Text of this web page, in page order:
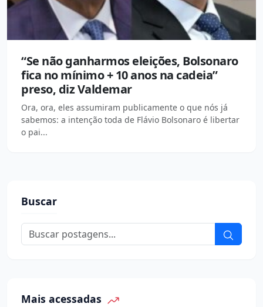
“Se não ganharmos eleições, Bolsonaro
fica no mínimo + 10 anos na cadeia”
preso, diz Valdemar
Ora, ora, eles assumiram publicamente o que nós já
sabemos: a intenção toda de Flávio Bolsonaro é libertar
o pai...
Buscar
Mais acessadas